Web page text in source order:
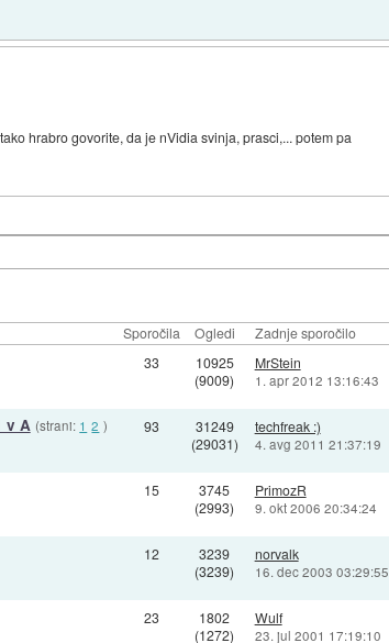
hrabro govorite, da je nVidia svinja, prasci,... potem pa
Sporočila Ogledi Zadnje sporočilo
33
10925
(9009)
MrStein
1. apr 2012 13:16:43
v A (strani: 1 2 )
93
31249
(29031)
techfreak :)
4. avg 2011 21:37:19
15
3745
(2993)
PrimozR
9. okt 2006 20:34:24
12
3239
(3239)
norvalk
16. dec 2003 03:29:55
23
1802
(1272)
Wulf
23. jul 2001 17:19:10